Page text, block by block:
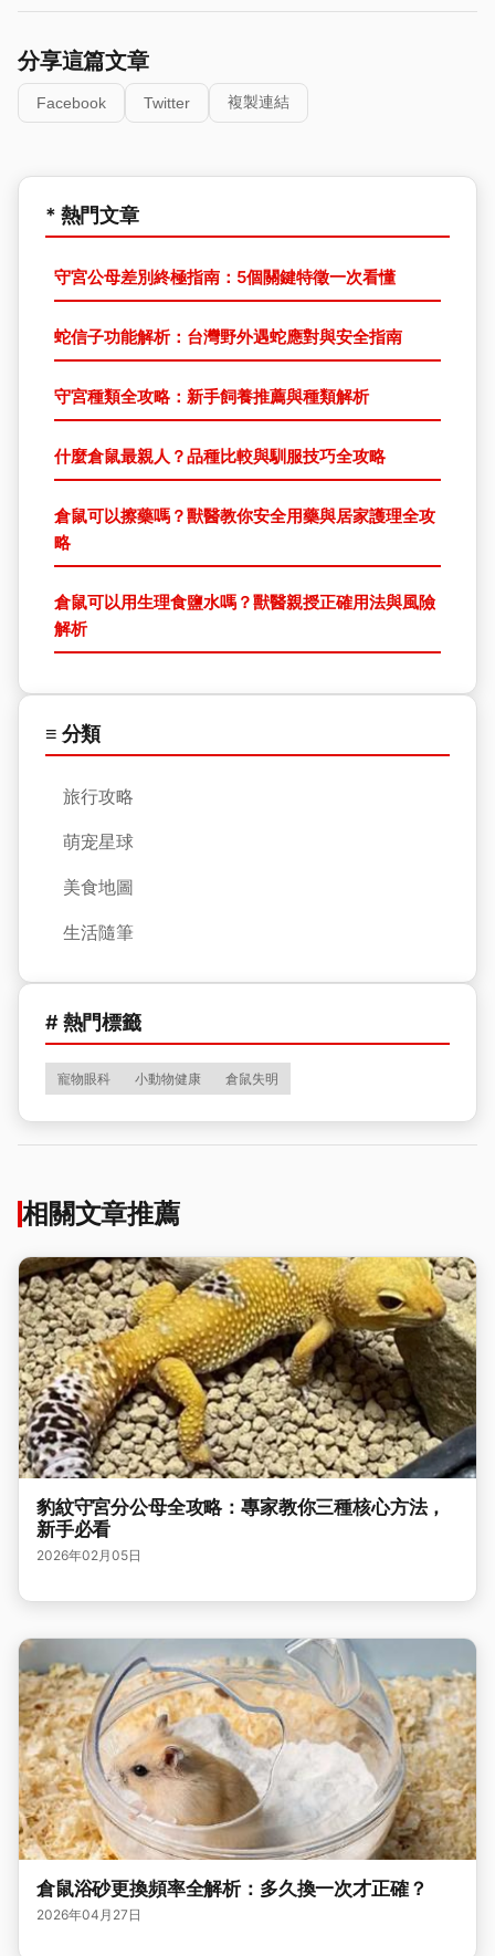
分享這篇文章
Facebook Twitter 複製連結
* 熱門文章
守宮公母差別終極指南：5個關鍵特徵一次看懂
蛇信子功能解析：台灣野外遇蛇應對與安全指南
守宮種類全攻略：新手飼養推薦與種類解析
什麼倉鼠最親人？品種比較與馴服技巧全攻略
倉鼠可以擦藥嗎？獸醫教你安全用藥與居家護理全攻
略
倉鼠可以用生理食鹽水嗎？獸醫親授正確用法與風險
解析
≡ 分類
旅行攻略
萌宠星球
美食地圖
生活隨筆
# 熱門標籤
寵物眼科 小動物健康 倉鼠失明
相關文章推薦
豹紋守宮分公母全攻略：專家教你三種核心方法，
新手必看
2026年02月05日
倉鼠浴砂更換頻率全解析：多久換一次才正確？
2026年04月27日